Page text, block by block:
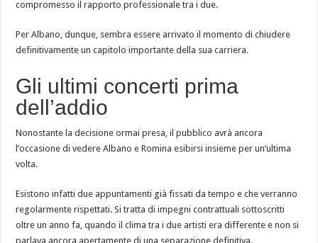
compromesso il rapporto professionale tra i due.
Per Albano, dunque, sembra essere arrivato il momento di chiudere
definitivamente un capitolo importante della sua carriera.
Gli ultimi concerti prima
dell’addio
Nonostante la decisione ormai presa, il pubblico avrà ancora
l’occasione di vedere Albano e Romina esibirsi insieme per un’ultima
volta.
Esistono infatti due appuntamenti già fissati da tempo e che verranno
regolarmente rispettati. Si tratta di impegni contrattuali sottoscritti
oltre un anno fa, quando il clima tra i due artisti era differente e non si
parlava ancora apertamente di una separazione definitiva.